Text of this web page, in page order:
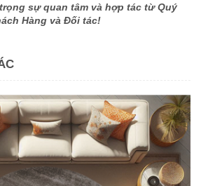
sự quan tâm và hợp tác từ Quý
Hàng và Đối tác!